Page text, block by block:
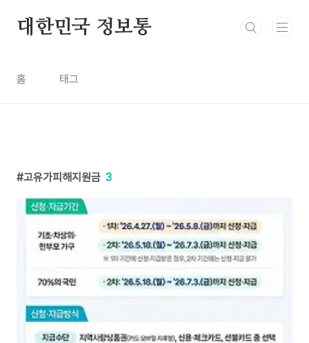
대한민국 정보통
홈 태그
고유가피해지원금 3